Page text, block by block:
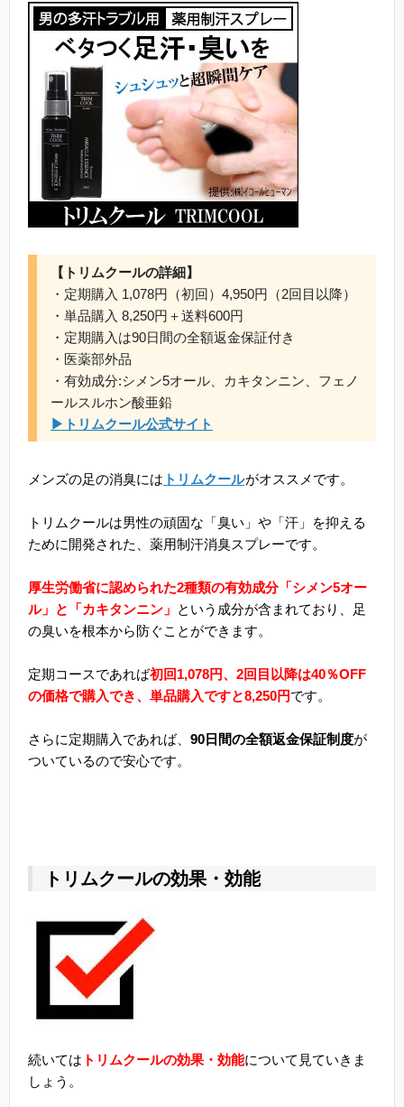
【トリムクールの詳細】
・定期購入 1,078円（初回）4,950円（2回目以降）
・単品購入 8,250円＋送料600円
・定期購入は90日間の全額返金保証付き
・医薬部外品
・有効成分:シメン5オール、カキタンニン、フェノ
ールスルホン酸亜鉛
▶トリムクール公式サイト
メンズの足の消臭には トリムクールがオススメです。
トリムクールは男性の頑固な「臭い」や「汗」を抑える
ために開発された、薬用制汗消臭スプレーです。
厚生労働省に認められた2種類の有効成分「シメン5オー
ル」と「カキタンニン」 という成分が含まれており、足
の臭いを根本から防ぐことができます。
定期コースであれば初回1,078円、2回目以降は40％OFF
の価格で購入でき、単品購入ですと8,250円です。
さらに定期購入であれば、 90日間の全額返金保証制度が
ついているので安心です。
トリムクールの効果・効能
続いては トリムクールの効果・効能について見ていきま
しょう。